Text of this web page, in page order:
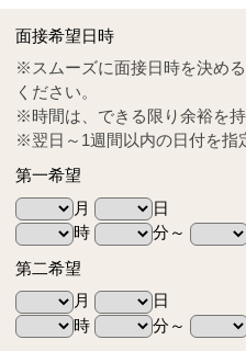
Tel
0570-55-0314
面接希望日時
※スムーズに面接日時を決め
ください。
※時間は、できる限り余裕を持
※翌日～1週間以内の日付を指
第一希望
月
日
時
分～
第二希望
月
日
時
分～